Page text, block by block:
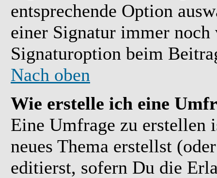
entsprechende Option
einer Signatur immer
Signaturoption beim
Nach oben
Wie erstelle ich eine
Eine Umfrage zu erstellen
neues Thema erstellst
editierst, sofern Du die